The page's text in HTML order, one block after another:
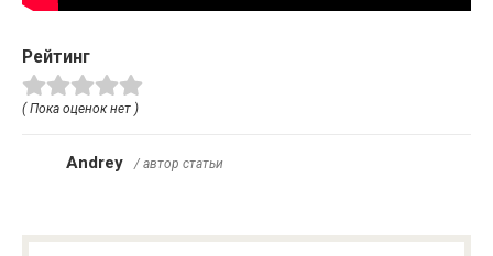
Рейтинг
( Пока оценок нет )
Andrey / автор статьи